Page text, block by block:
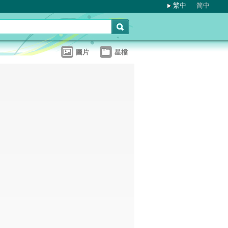
繁中 简中
圖片 星檔